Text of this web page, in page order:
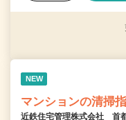
NEW
マンションの清掃
近鉄住宅管理株式会社 首